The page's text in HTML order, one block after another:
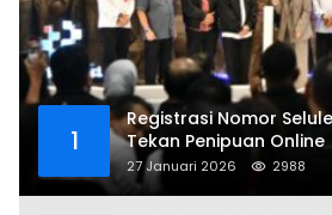
1
Registrasi Nomor
Tekan Penipuan Online
27 Januari 2026 2988